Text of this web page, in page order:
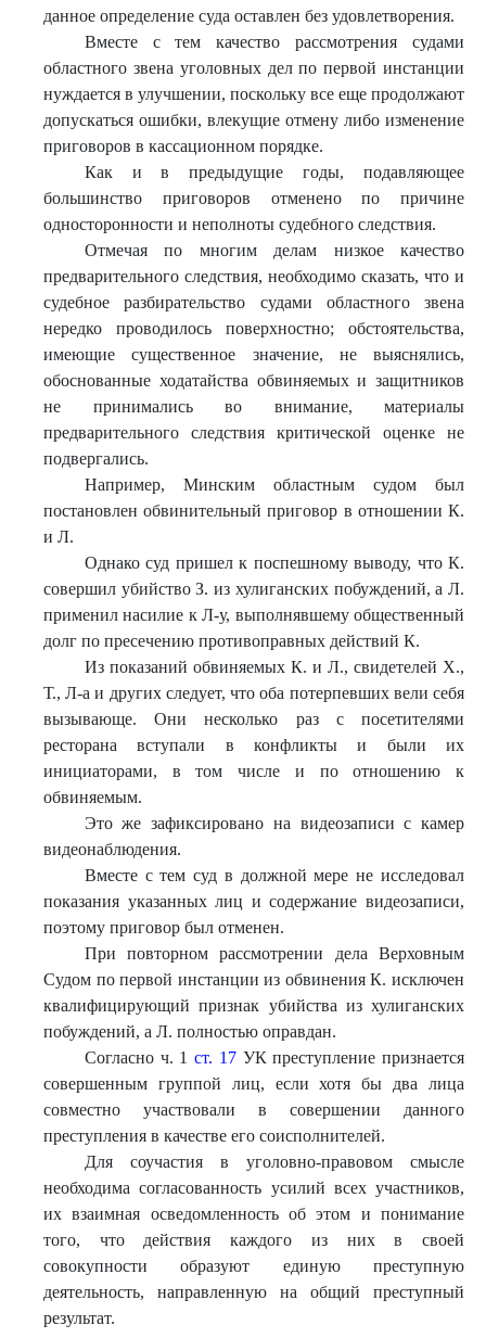
данное определение суда оставлен без удовлетворения.
Вместе с тем качество рассмотрения судами
областного звена уголовных дел по первой инстанции
нуждается в улучшении, поскольку все еще продолжают
допускаться ошибки, влекущие отмену либо изменение
приговоров в кассационном порядке.
Как и в предыдущие годы, подавляющее
большинство приговоров отменено по причине
односторонности и неполноты судебного следствия.
Отмечая по многим делам низкое качество
предварительного следствия, необходимо сказать, что и
судебное разбирательство судами областного звена
нередко проводилось поверхностно; обстоятельства,
имеющие существенное значение, не выяснялись,
обоснованные ходатайства обвиняемых и защитников
не принимались во внимание, материалы
предварительного следствия критической оценке не
подвергались.
Например, Минским областным судом был
постановлен обвинительный приговор в отношении К.
и Л.
Однако суд пришел к поспешному выводу, что К.
совершил убийство З. из хулиганских побуждений, а Л.
применил насилие к Л-у, выполнявшему общественный
долг по пресечению противоправных действий К.
Из показаний обвиняемых К. и Л., свидетелей Х.,
Т., Л-а и других следует, что оба потерпевших вели себя
вызывающе. Они несколько раз с посетителями
ресторана вступали в конфликты и были их
инициаторами, в том числе и по отношению к
обвиняемым.
Это же зафиксировано на видеозаписи с камер
видеонаблюдения.
Вместе с тем суд в должной мере не исследовал
показания указанных лиц и содержание видеозаписи,
поэтому приговор был отменен.
При повторном рассмотрении дела Верховным
Судом по первой инстанции из обвинения К. исключен
квалифицирующий признак убийства из хулиганских
побуждений, а Л. полностью оправдан.
Согласно ч. 1ст. 17УК преступление признается
совершенным группой лиц, если хотя бы два лица
совместно участвовали в совершении данного
преступления в качестве его соисполнителей.
Для соучастия в уголовно-правовом смысле
необходима согласованность усилий всех участников,
их взаимная осведомленность об этом и понимание
того, что действия каждого из них в своей
совокупности образуют единую преступную
деятельность, направленную на общий преступный
результат.